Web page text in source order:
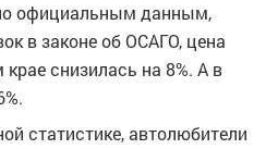
официальным данным,
в законе об ОСАГО, цена
снизилась на 8%. А в
статистике, автолюбители